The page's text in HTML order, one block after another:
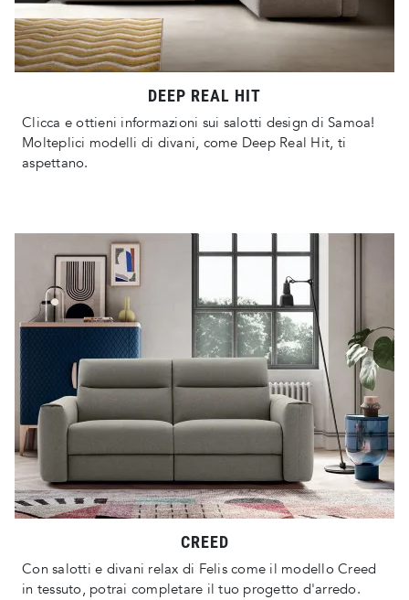
DEEP REAL HIT
Clicca e ottieni informazioni sui salotti design di Samoa!
Molteplici modelli di divani, come Deep Real Hit, ti
aspettano.
CREED
Con salotti e divani relax di Felis come il modello Creed
in tessuto, potrai completare il tuo progetto d'arredo.